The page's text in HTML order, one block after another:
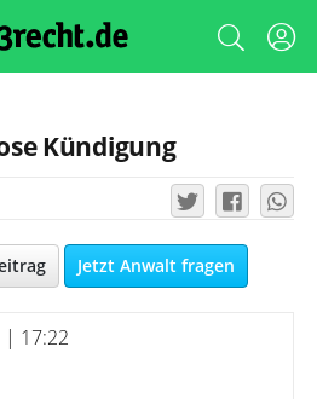
Kündigung
Jetzt Anwalt fragen
| 17:22